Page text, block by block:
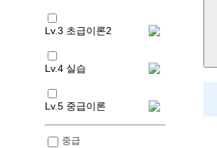
Lv.3 초급이론2
Lv.4 실습
Lv.5 중급이론
중급